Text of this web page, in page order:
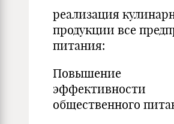
реализация
продукции все
питания:
Повышение
эффективности
общественного